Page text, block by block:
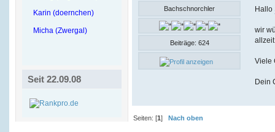
Karin (doernchen)
Micha (Zwergal)
Seit 22.09.08
Bachschnorchler
Beiträge: 624
Hallo
wir
Viele
Dein
Seiten: [1] Nach oben